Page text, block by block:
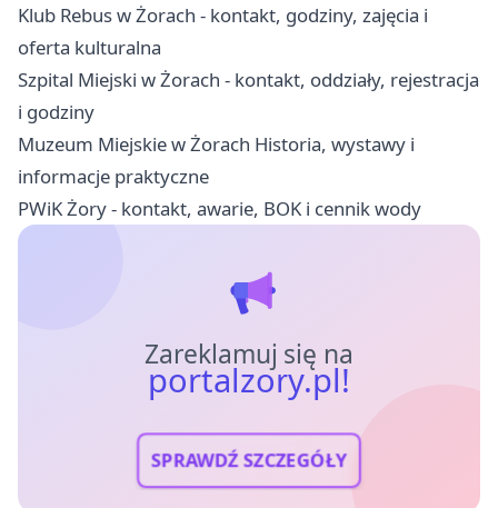
Klub Rebus w Żorach - kontakt, godziny, zajęcia i
oferta kulturalna
Szpital Miejski w Żorach - kontakt, oddziały, rejestracja
i godziny
Muzeum Miejskie w Żorach Historia, wystawy i
informacje praktyczne
PWiK Żory - kontakt, awarie, BOK i cennik wody
Zareklamuj się na
portalzory.pl!
SPRAWDŹ SZCZEGÓŁY